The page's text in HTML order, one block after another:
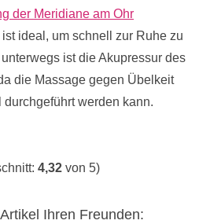
der Meridiane am Ohr
ideal, um schnell zur Ruhe zu
ist die Akupressur des
die Massage gegen Übelkeit
durchgeführt werden kann.
4,32 von 5)
Ihren Freunden: